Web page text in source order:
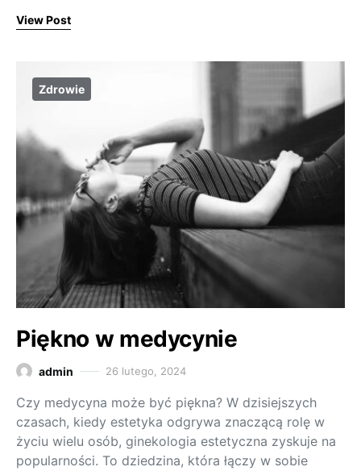
View Post
Zdrowie
Piękno w medycynie
admin 26 lutego, 2024
Czy medycyna może być piękna? W dzisiejszych
czasach, kiedy estetyka odgrywa znaczącą rolę w
życiu wielu osób, ginekologia estetyczna zyskuje na
popularności. To dziedzina, która łączy w sobie